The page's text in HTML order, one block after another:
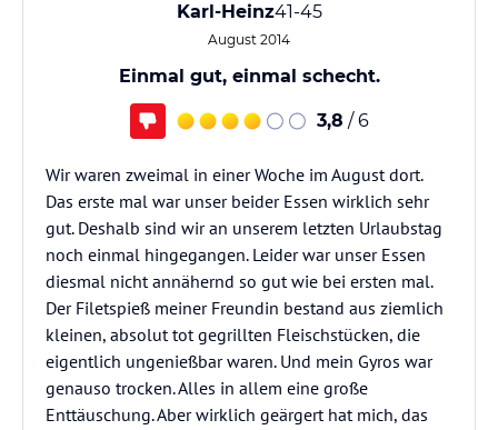
Karl-Heinz41-45
August 2014
Einmal gut, einmal schecht.
3,8 / 6
Wir waren zweimal in einer Woche im August dort.
Das erste mal war unser beider Essen wirklich sehr
gut. Deshalb sind wir an unserem letzten Urlaubstag
noch einmal hingegangen. Leider war unser Essen
diesmal nicht annähernd so gut wie bei ersten mal.
Der Filetspieß meiner Freundin bestand aus ziemlich
kleinen, absolut tot gegrillten Fleischstücken, die
eigentlich ungenießbar waren. Und mein Gyros war
genauso trocken. Alles in allem eine große
Enttäuschung. Aber wirklich geärgert hat mich, das